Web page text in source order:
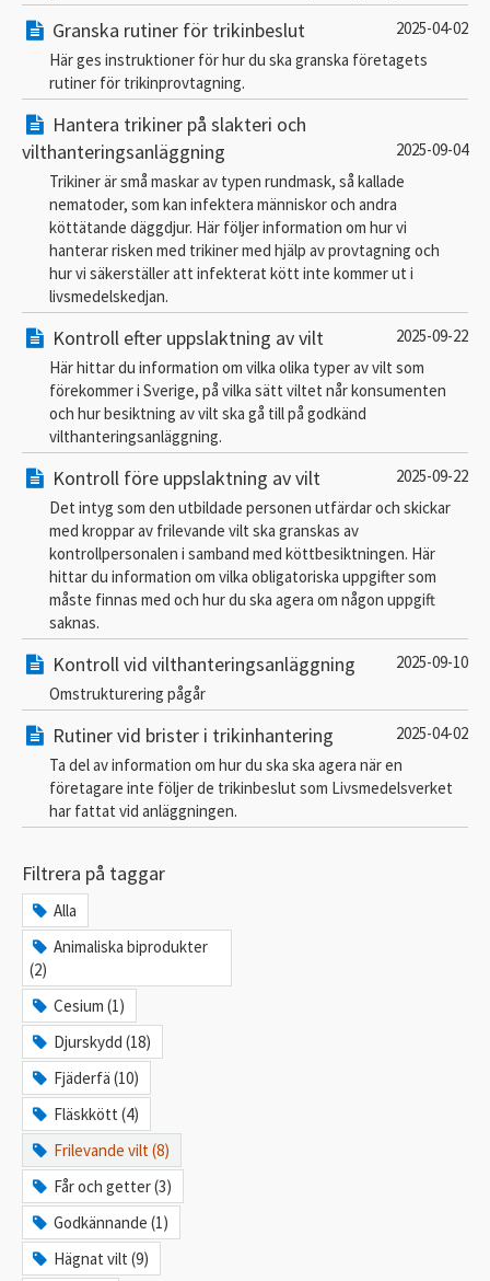
Granska rutiner för trikinbeslut
2025-04-02
Här ges instruktioner för hur du ska granska företagets
rutiner för trikinprovtagning.
Hantera trikiner på slakteri och
vilthanteringsanläggning
2025-09-04
Trikiner är små maskar av typen rundmask, så kallade
nematoder, som kan infektera människor och andra
köttätande däggdjur. Här följer information om hur vi
hanterar risken med trikiner med hjälp av provtagning och
hur vi säkerställer att infekterat kött inte kommer ut i
livsmedelskedjan.
Kontroll efter uppslaktning av vilt
2025-09-22
Här hittar du information om vilka olika typer av vilt som
förekommer i Sverige, på vilka sätt viltet når konsumenten
och hur besiktning av vilt ska gå till på godkänd
vilthanteringsanläggning.
Kontroll före uppslaktning av vilt
2025-09-22
Det intyg som den utbildade personen utfärdar och skickar
med kroppar av frilevande vilt ska granskas av
kontrollpersonalen i samband med köttbesiktningen. Här
hittar du information om vilka obligatoriska uppgifter som
måste finnas med och hur du ska agera om någon uppgift
saknas.
Kontroll vid vilthanteringsanläggning
2025-09-10
Omstrukturering pågår
Rutiner vid brister i trikinhantering
2025-04-02
Ta del av information om hur du ska ska agera när en
företagare inte följer de trikinbeslut som Livsmedelsverket
har fattat vid anläggningen.
Filtrera på taggar
Alla
Animaliska biprodukter
(2)
Cesium (1)
Djurskydd (18)
Fjäderfä (10)
Fläskkött (4)
Frilevande vilt (8)
Får och getter (3)
Godkännande (1)
Hägnat vilt (9)